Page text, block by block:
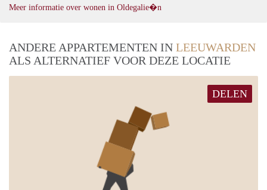
Meer informatie over wonen in Oldegalie�n
ANDERE APPARTEMENTEN IN LEEUWARDEN
ALS ALTERNATIEF VOOR DEZE LOCATIE
DELEN